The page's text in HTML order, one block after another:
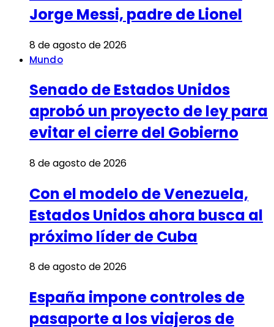
Jorge Messi, padre de Lionel
8 de agosto de 2026
Mundo
Senado de Estados Unidos
aprobó un proyecto de ley para
evitar el cierre del Gobierno
8 de agosto de 2026
Con el modelo de Venezuela,
Estados Unidos ahora busca al
próximo líder de Cuba
8 de agosto de 2026
España impone controles de
pasaporte a los viajeros de